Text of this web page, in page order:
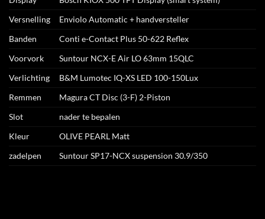
Versnelling
Enviolo Automatic + handversteller
Banden
Conti e-Contact Plus 50-622 Reflex
Voorvork
Suntour NCX-E Air LO 63mm 15QLC
Verlichting
B&M Lumotec IQ-XS LED 100-150Lux
Remmen
Magura CT Disc (3-F) 2-Piston
Slot
nader te bepalen
Kleur
OLIVE PEARL Matt
zadelpen
Suntour SP17-NCX suspension 30.9/350